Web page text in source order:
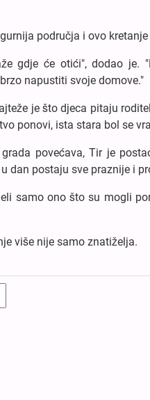
područja i ovo
gdje će otići", dodao je.
napustiti svoje domove."
je što djeca pitaju
ponovi, ista stara bol se
povećava, Tir je
dan postaju sve praznije i
samo ono što su mogli
više nije samo znatiželja.